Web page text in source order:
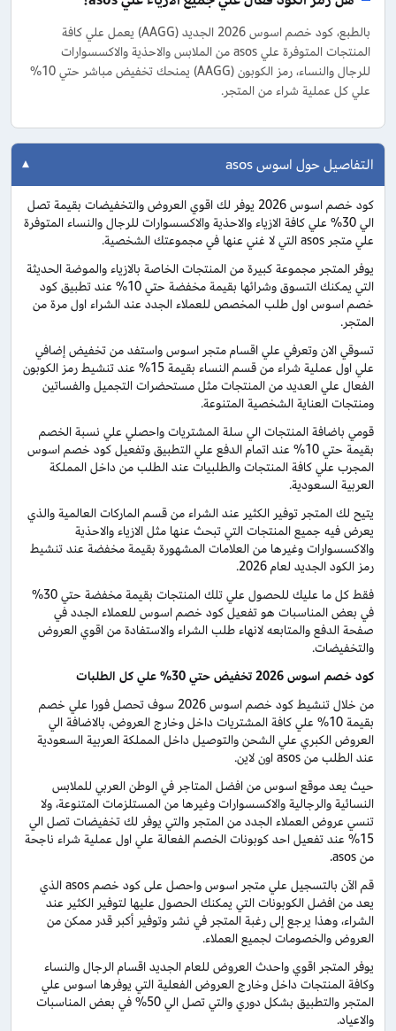
بالطبع، كود خصم اسوس 2026 الجديد (AAGG) يعمل علي كافة
المنتجات المتوفرة علي asos من الملابس والاحذية والاكسسوارات
للرجال والنساء، رمز الكوبون (AAGG) يمنحك تخفيض مباشر حتي 10%
علي كل عملية شراء من المتجر.
التفاصيل حول اسوس asos
كود خصم اسوس 2026 يوفر لك اقوي العروض والتخفيضات بقيمة تصل
الي 30% علي كافة الازياء والاحذية والاكسسوارات للرجال والنساء المتوفرة
علي متجر asos التي لا غني عنها في مجموعتك الشخصية.
يوفر المتجر مجموعة كبيرة من المنتجات الخاصة بالازياء والموضة الحديثة
التي يمكنك التسوق وشرائها بقيمة مخفضة حتي 10% عند تطبيق كود
خصم اسوس اول طلب المخصص للعملاء الجدد عند الشراء اول مرة من
المتجر.
تسوقي الان وتعرفي علي اقسام متجر اسوس واستفد من تخفيض إضافي
علي اول عملية شراء من قسم النساء بقيمة 15% عند تنشيط رمز الكوبون
الفعال علي العديد من المنتجات مثل مستحضرات التجميل والفساتين
ومنتجات العناية الشخصية المتنوعة.
قومي باضافة المنتجات الي سلة المشتريات واحصلي علي نسبة الخصم
بقيمة حتي 10% عند اتمام الدفع علي التطبيق وتفعيل كود خصم اسوس
المجرب علي كافة المنتجات والطلبيات عند الطلب من داخل المملكة
العربية السعودية.
يتيح لك المتجر توفير الكثير عند الشراء من قسم الماركات العالمية والذي
يعرض فيه جميع المنتجات التي تبحث عنها مثل الازياء والاحذية
والاكسسوارات وغيرها من العلامات المشهورة بقيمة مخفضة عند تنشيط
رمز الكود الجديد لعام 2026.
فقط كل ما عليك للحصول علي تلك المنتجات بقيمة مخفضة حتي 30%
في بعض المناسبات هو تفعيل كود خصم اسوس للعملاء الجدد في
صفحة الدفع والمتابعه لانهاء طلب الشراء والاستفادة من اقوي العروض
والتخفيضات.
كود خصم اسوس 2026 تخفيض حتي 30% علي كل الطلبات
من خلال تنشيط كود خصم اسوس 2026 سوف تحصل فورا علي خصم
بقيمة 10% علي كافة المشتريات داخل وخارج العروض، بالاضافة الي
العروض الكبري علي الشحن والتوصيل داخل المملكة العربية السعودية
عند الطلب من asos اون لاين.
حيث يعد موقع اسوس من افضل المتاجر في الوطن العربي للملابس
النسائية والرجالية والاكسسوارات وغيرها من المستلزمات المتنوعة، ولا
تنسي عروض العملاء الجدد من المتجر والتي يوفر لك تخفيضات تصل الي
15% عند تفعيل احد كوبونات الخصم الفعالة علي اول عملية شراء ناجحة
من asos.
قم الآن بالتسجيل علي متجر اسوس واحصل على كود خصم asos الذي
يعد من افضل الكوبونات التي يمكنك الحصول عليها لتوفير الكثير عند
الشراء، وهذا يرجع إلى رغبة المتجر في نشر وتوفير أكبر قدر ممكن من
العروض والخصومات لجميع العملاء.
يوفر المتجر اقوي واحدث العروض للعام الجديد اقسام الرجال والنساء
وكافة المنتجات داخل وخارج العروض الفعلية التي يوفرها اسوس علي
المتجر والتطبيق بشكل دوري والتي تصل الي 50% في بعض المناسبات
والاعياد.